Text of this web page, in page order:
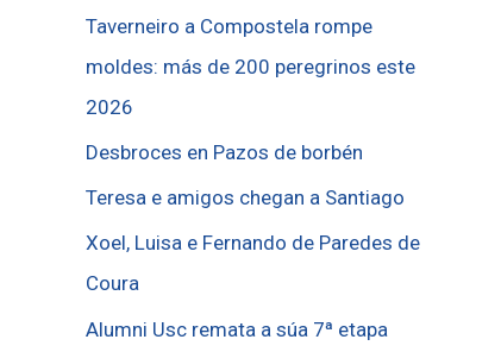
Taverneiro a Compostela rompe
moldes: más de 200 peregrinos este
2026
Desbroces en Pazos de borbén
Teresa e amigos chegan a Santiago
Xoel, Luisa e Fernando de Paredes de
Coura
Alumni Usc remata a súa 7ª etapa